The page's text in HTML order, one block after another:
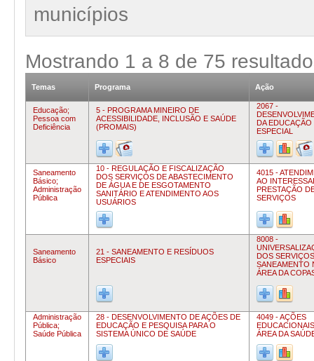
municípios
Mostrando 1 a 8 de 75
Temas Programa Ação
Educação;
Pessoa com
Deficiência
5 - PROGRAMA MINEIRO DE
ACESSIBILIDADE, INCLUSÃO E SAÚDE
(PROMAIS)
2067 -
DA EDUCAÇÃO
ESPECIAL
Saneamento
Básico;
Administração
Pública
10 - REGULAÇÃO E FISCALIZAÇÃO
DOS SERVIÇOS DE ABASTECIMENTO
DE ÁGUA E DE ESGOTAMENTO
SANITÁRIO E ATENDIMENTO AOS
USUÁRIOS
4015 -
AO
PRESTAÇÃO
SERVIÇOS
Saneamento
Básico
21 - SANEAMENTO E RESÍDUOS
ESPECIAIS
8008 -
DOS
SANEAMENTO
ÁREA DA
Administração
Pública;
Saúde Pública
28 - DESENVOLVIMENTO DE AÇÕES DE
EDUCAÇÃO E PESQUISA PARA O
SISTEMA ÚNICO DE SAÚDE
4049 - AÇÕES
ÁREA DA